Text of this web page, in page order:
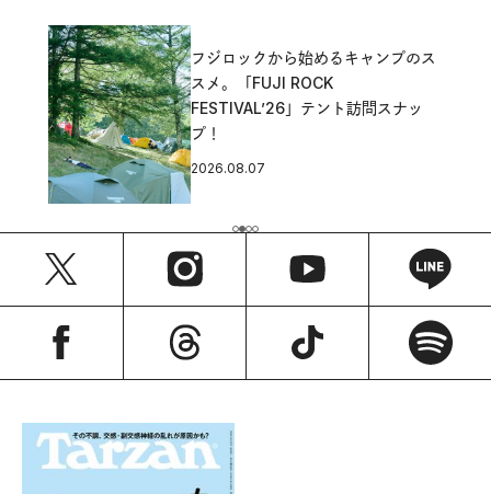
フジロックから始めるキャンプのス
スメ。「FUJI ROCK
FESTIVAL’26」テント訪問スナッ
プ！
2026.08.07